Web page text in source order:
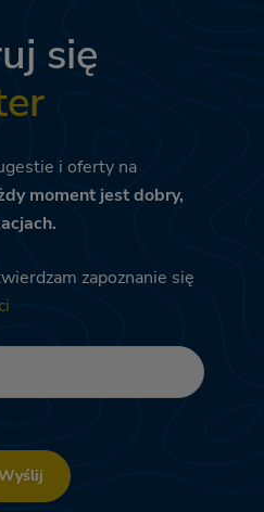
się
i oferty na
moment jest dobry,
zapoznanie się